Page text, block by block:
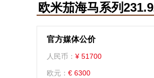
欧米茄海马系列
官方媒体公价
人民币： ¥ 51700
欧元： € 6300